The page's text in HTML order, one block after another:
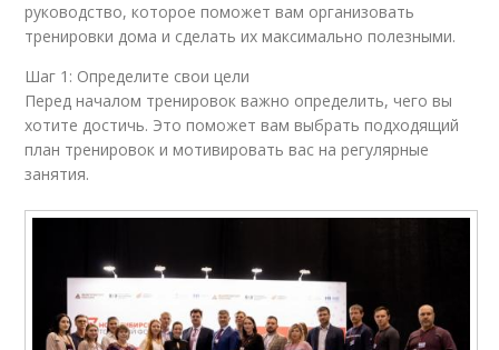
руководство, которое поможет вам организовать
тренировки дома и сделать их максимально полезными.
Шаг 1: Определите свои цели
Перед началом тренировок важно определить, чего вы
хотите достичь. Это поможет вам выбрать подходящий
план тренировок и мотивировать вас на регулярные
занятия.